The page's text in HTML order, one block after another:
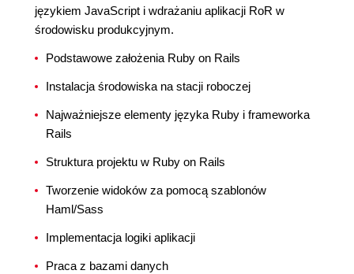
językiem JavaScript i wdrażaniu aplikacji RoR w
środowisku produkcyjnym.
Podstawowe założenia Ruby on Rails
Instalacja środowiska na stacji roboczej
Najważniejsze elementy języka Ruby i frameworka
Rails
Struktura projektu w Ruby on Rails
Tworzenie widoków za pomocą szablonów
Haml/Sass
Implementacja logiki aplikacji
Praca z bazami danych